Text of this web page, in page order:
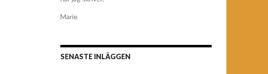
Marie
SENASTE INLÄGGEN